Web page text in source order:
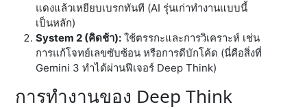
แดงแล้วเหยียบเบรกทันที (AI รุ่นเก่าทำงานแบบนี้
เป็นหลัก)
System 2 (คิดช้า): ใช้ตรรกะและการวิเคราะห์ เช่น
การแก้โจทย์เลขซับซ้อน หรือการดีบักโค้ด (นี่คือสิ่งที่
Gemini 3 ทำได้ผ่านฟีเจอร์ Deep Think)
การทำงานของ Deep Think